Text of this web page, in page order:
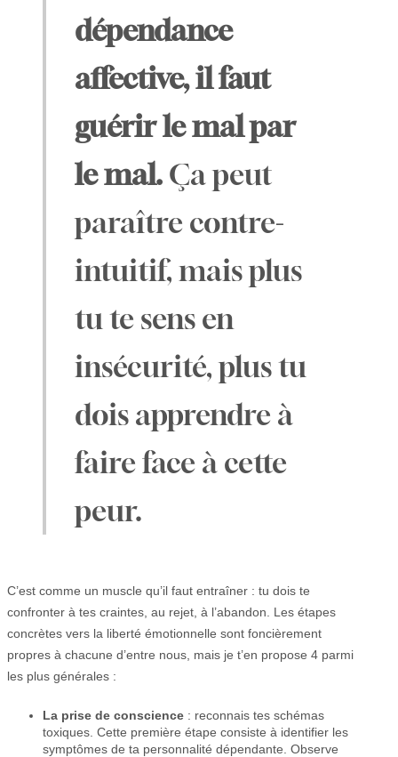
dépendance
affective, il faut
guérir le mal par
le mal.Ça peut
paraître contre-
intuitif, mais plus
tu te sens en
insécurité, plus tu
dois apprendre à
faire face à cette
peur.
C’est comme un muscle qu’il faut entraîner : tu dois te
confronter à tes craintes, au rejet, à l’abandon. Les étapes
concrètes vers la liberté émotionnelle sont foncièrement
propres à chacune d’entre nous, mais je t’en propose 4 parmi
les plus générales :
La prise de conscience : reconnais tes schémas
toxiques. Cette première étape consiste à identifier les
symptômes de ta personnalité dépendante. Observe